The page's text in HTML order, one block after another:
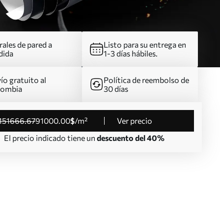
de pared a
Listo para su entrega en
1-3 días hábiles.
gratuito al
Política de reembolso de
30 días
.6791000.00$/m²
Ver precio
El precio indicado tiene un descuento del 40%